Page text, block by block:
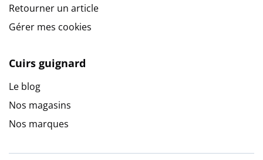
Retourner un article
Gérer mes cookies
Cuirs guignard
Le blog
Nos magasins
Nos marques